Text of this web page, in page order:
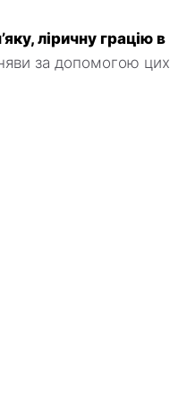
ліричну грацію в
за допомогою цих